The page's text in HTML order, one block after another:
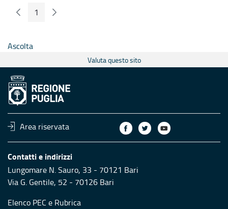
Pagina Precedente
Pagina
1 Pagina Seguente
Ascolta
Valuta questo sito
Area riservata
Contatti e indirizzi
Lungomare N. Sauro, 33 - 70121 Bari
Via G. Gentile, 52 - 70126 Bari
Elenco PEC e Rubrica